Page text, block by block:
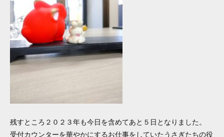
残すところ２０２３年も今日を含めてあと５日となりました。
受付カウンターを華やかにするお仕事をしていたうさぎたちの役